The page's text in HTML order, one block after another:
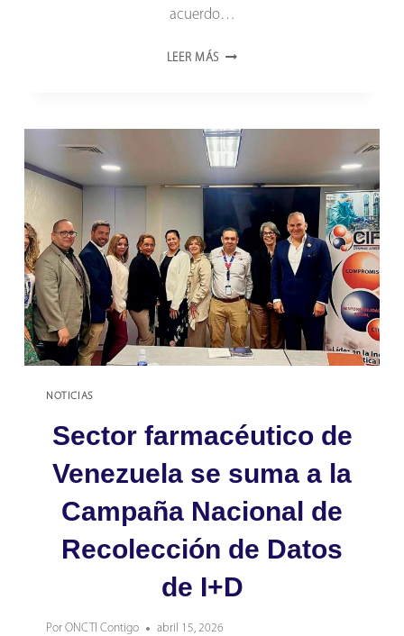
acuerdo…
LEER MÁS LA
MÁS
21
MIL
PRODUCTOS
DE
INVESTIGACIÓN
EN
EL
RECITVEN
NOTICIAS
Sector farmacéutico de
Venezuela se suma a la
Campaña Nacional de
Recolección de Datos
de I+D
Por ONCTI Contigo abril 15, 2026